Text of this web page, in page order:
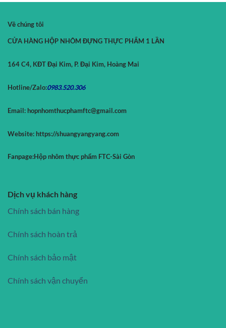
Về chúng tôi
CỬA HÀNG HỘP NHÔM ĐỰNG THỰC PHẨM 1 LẦN
164 C4, KĐT Đại Kim, P. Đại Kim, Hoàng Mai
Hotline/Zalo:0983.520.306
Email: hopnhomthucphamftc@gmail.com
Website: https://shuangyangyang.com
Fanpage:Hộp nhôm thực phẩm FTC-Sài Gòn
Dịch vụ khách hàng
Chính sách bán hàng
Chính sách hoàn trả
Chính sách bảo mật
Chính sách vận chuyển